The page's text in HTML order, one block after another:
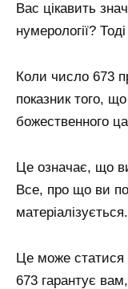
Вас цікавить
нумерології?
Коли число 673
показник того,
божественного
Це означає, що
Все, про що ви
матеріалізується.
Це може статися
673 гарантує